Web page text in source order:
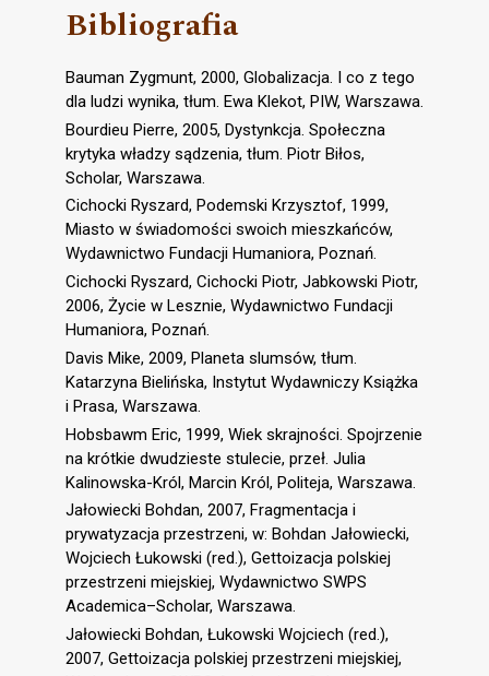
Bibliografia
Bauman Zygmunt, 2000, Globalizacja. I co z tego
dla ludzi wynika, tłum. Ewa Klekot, PIW, Warszawa.
Bourdieu Pierre, 2005, Dystynkcja. Społeczna
krytyka władzy sądzenia, tłum. Piotr Biłos,
Scholar, Warszawa.
Cichocki Ryszard, Podemski Krzysztof, 1999,
Miasto w świadomości swoich mieszkańców,
Wydawnictwo Fundacji Humaniora, Poznań.
Cichocki Ryszard, Cichocki Piotr, Jabkowski Piotr,
2006, Życie w Lesznie, Wydawnictwo Fundacji
Humaniora, Poznań.
Davis Mike, 2009, Planeta slumsów, tłum.
Katarzyna Bielińska, Instytut Wydawniczy Książka
i Prasa, Warszawa.
Hobsbawm Eric, 1999, Wiek skrajności. Spojrzenie
na krótkie dwudzieste stulecie, przeł. Julia
Kalinowska-Król, Marcin Król, Politeja, Warszawa.
Jałowiecki Bohdan, 2007, Fragmentacja i
prywatyzacja przestrzeni, w: Bohdan Jałowiecki,
Wojciech Łukowski (red.), Gettoizacja polskiej
przestrzeni miejskiej, Wydawnictwo SWPS
Academica–Scholar, Warszawa.
Jałowiecki Bohdan, Łukowski Wojciech (red.),
2007, Gettoizacja polskiej przestrzeni miejskiej,